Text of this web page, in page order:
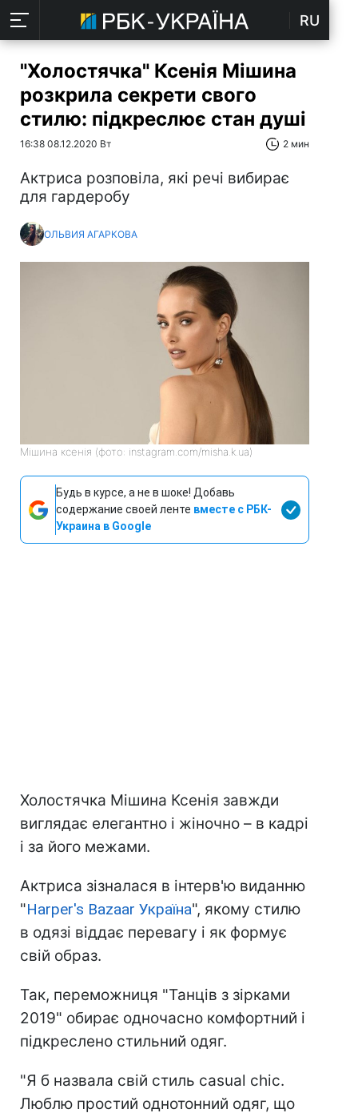
RU
"Холостячка" Ксенія Мішина
розкрила секрети свого
стилю: підкреслює стан душі
16:38 08.12.2020 Вт 2 мин
Актриса розповіла, які речі вибирає
для гардеробу
ОЛЬВИЯ АГАРКОВА
Мішина ксенія (фото: instagram.com/misha.k.ua)
Будь в курсе, а не в шоке! Добавь
содержание своей ленте вместе с РБК-
Украина в Google
Холостячка Мішина Ксенія завжди
виглядає елегантно і жіночно – в кадрі
і за його межами.
Актриса зізналася в інтерв'ю виданню
"Harper's Bazaar Україна", якому стилю
в одязі віддає перевагу і як формує
свій образ.
Так, переможниця "Танців з зірками
2019" обирає одночасно комфортний і
підкреслено стильний одяг.
"Я б назвала свій стиль casual chic.
Люблю простий однотонний одяг, що